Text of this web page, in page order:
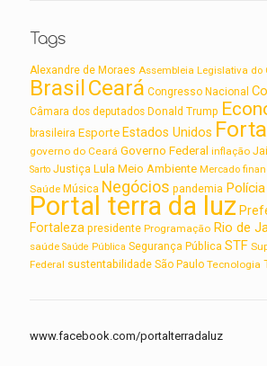
Tags
Alexandre de Moraes Assembleia Legislativa do
BrasilCeará Congresso Nacional
Câmara dos deputados Donald Trump
brasileira Esporte Estados Unidos
governo do Ceará Governo Federal inflação
Sarto Justiça Lula Meio Ambiente Mercado
Saúde Música Negócios pandemia
Portal terra da luz
Fortaleza presidente Programação Rio de
saúde Saúde Pública Segurança Pública STF
Federal sustentabilidade São Paulo Tecnologia
www.facebook.com/portalterradaluz